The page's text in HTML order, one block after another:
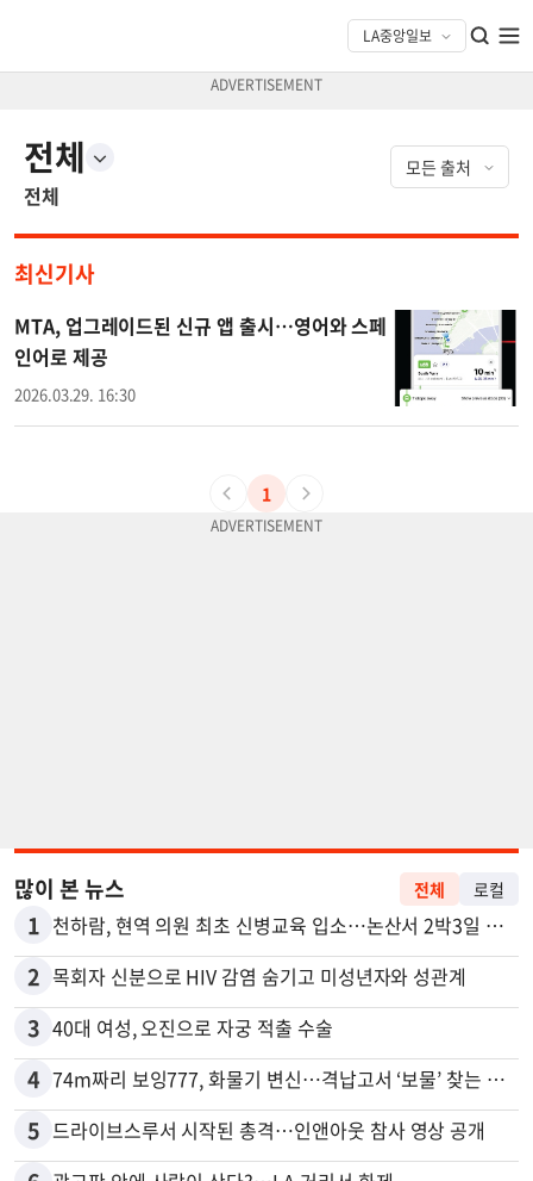
전체
전체
최신기사
MTA, 업그레이드된 신규 앱 출시…영어와 스페
인어로 제공
2026.03.29. 16:30
1
많이 본 뉴스 전체 로컬
1 천하람, 현역 의원 최초 신병교육 입소…논산서 2박3일 생활
2 목회자 신분으로 HIV 감염 숨기고 미성년자와 성관계
3 40대 여성, 오진으로 자궁 적출 수술
4 74m짜리 보잉777, 화물기 변신…격납고서 ‘보물’ 찾는 인천공항
5 드라이브스루서 시작된 총격…인앤아웃 참사 영상 공개